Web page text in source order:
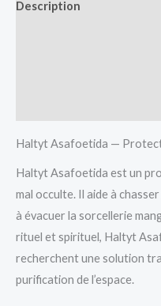
Description
Haltyt Asafoetida —
Haltyt Asafoetida est un
mal occulte. Il aide à
à évacuer la sorcellerie
rituel et spirituel, Haltyt
recherchent une solution
purification de l’espace.